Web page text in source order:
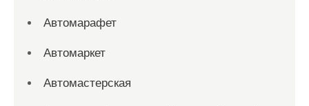
Автомарафет
Автомаркет
Автомастерская